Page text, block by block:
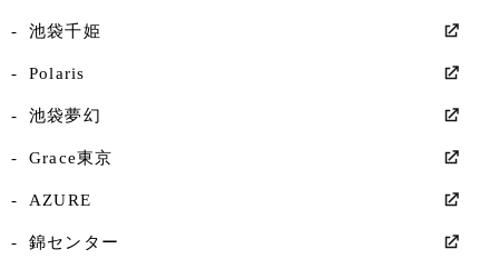
池袋千姫
Polaris
池袋夢幻
Grace東京
AZURE
錦センター